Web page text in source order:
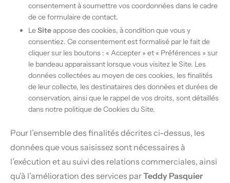
consentement à soumettre vos coordonnées dans le cadre
de ce formulaire de contact.
LeSiteappose des cookies, à condition que vous y
consentiez. Ce consentement est formalisé par le fait de
cliquer sur les boutons : « Accepter » et « Préférences » sur
le bandeau apparaissant lorsque vous visitez le Site. Les
données collectées au moyen de ces cookies, les finalités
de leur collecte, les destinataires des données et durées de
conservation, ainsi que le rappel de vos droits, sont détaillés
dans notre politique de Cookies du Site.
Pour l’ensemble des finalités décrites ci-dessus, les
données que vous saisissez sont nécessaires à
l’exécution et au suivi des relations commerciales, ainsi
qu’à l’amélioration des services parTeddy Pasquier